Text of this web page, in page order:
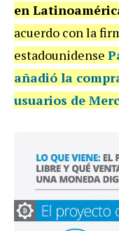
en
acuerdo con la
estadounidense
añadió la
usuarios de